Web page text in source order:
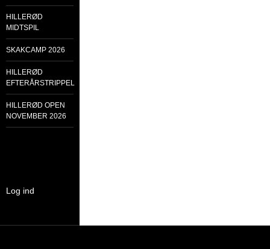
HILLERØD
MIDTSPIL
SKAKCAMP 2026
HILLERØD
EFTERÅRSTRIPPEL
HILLERØD OPEN
NOVEMBER 2026
Log ind